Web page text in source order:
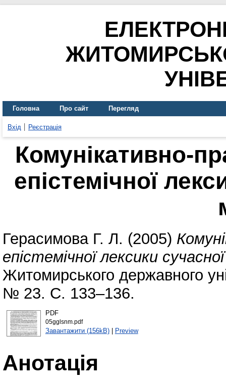
Головна Про сайт Перегляд
Вхід Реєстрація
Комунікативно-
епістемічної
Герасимова Г. Л. (2005)
епістемічної лексики
Житомирського державного
№ 23. С. 133–136.
PDF
05gglsnm.pdf
Завантажити (156kB)| Preview
Анотація